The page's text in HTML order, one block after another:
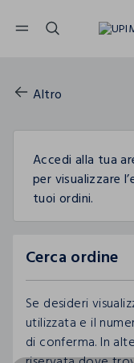
Altro
Accedi alla tua
per visualizzare
tuoi ordini.
Cerca ordine
Se desideri
utilizzata e il
di conferma. In